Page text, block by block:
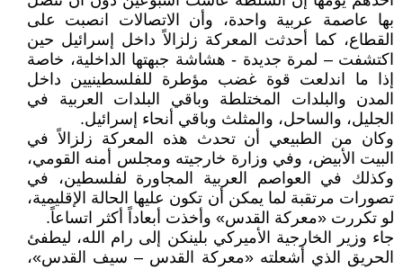
بها عاصمة عربية واحدة، وأن الاتصالات انصبت على
القطاع، كما أحدثت المعركة زلزالاً داخل إسرائيل حين
اكتشفت – لمرة جديدة - هشاشة جبهتها الداخلية، خاصة
إذا ما اندلعت قوة غضب مؤطرة للفلسطينيين داخل
المدن والبلدات المختلطة وباقي البلدات العربية في
الجليل، والساحل، والمثلث وباقي أنحاء إسرائيل.
وكان من الطبيعي أن تحدث هذه المعركة زلزالاً في
البيت الأبيض، وفي وزارة خارجيته ومجلس أمنه القومي،
وكذلك في العواصم العربية المجاورة لفلسطين، في
تصورات مرتقبة لما يمكن أن تكون عليها الحالة الإقليمية،
لو تكررت «معركة القدس» وأخذت أبعاداً أكثر اتساعاً.
جاء وزير الخارجية الأميركي بلينكن إلى رام الله، ليطفئ
الحريق الذي أشعلته «معركة القدس – سيف القدس»،